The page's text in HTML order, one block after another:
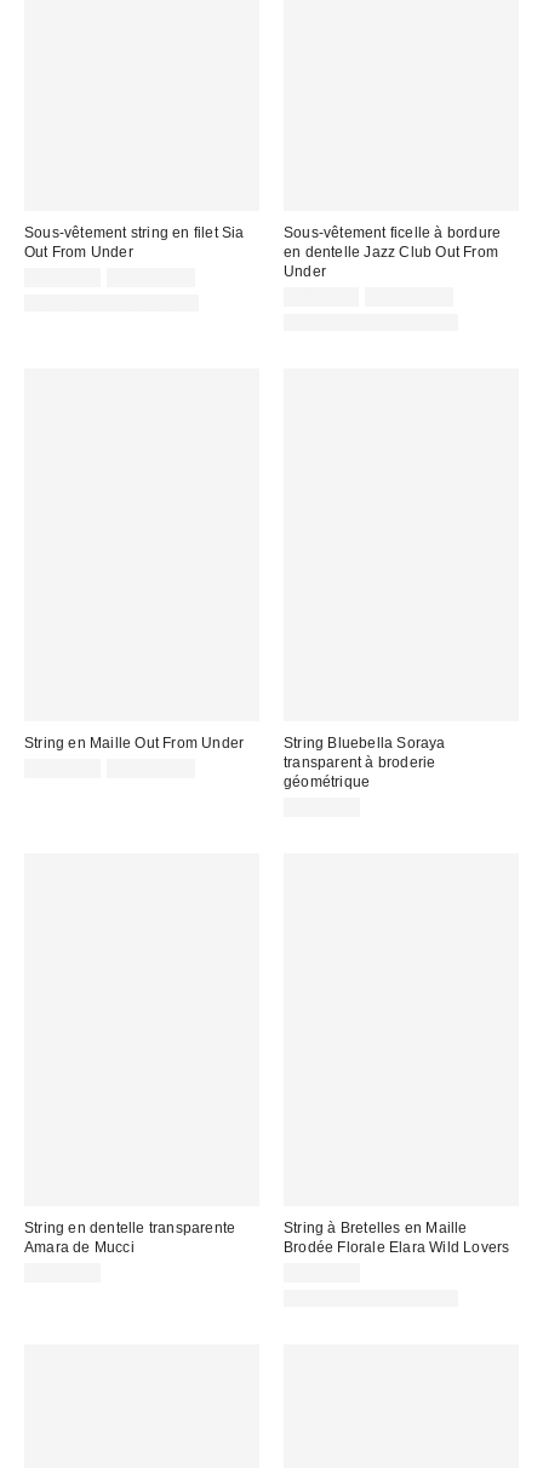
Sous-vêtement string en filet Sia
Out From Under
Sous-vêtement ficelle à bordure
en dentelle Jazz Club Out From
Under
String en Maille Out From Under
String Bluebella Soraya
transparent à broderie
géométrique
String en dentelle transparente
Amara de Mucci
String à Bretelles en Maille
Brodée Florale Elara Wild Lovers